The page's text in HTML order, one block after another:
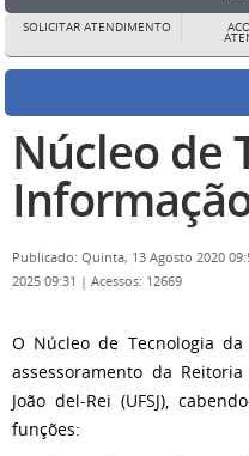
SOLICITAR ATENDIMENTO
Núcleo de
Publicado: Quinta, 13 Agosto 2020
2025 09:31 | Acessos: 12669
O Núcleo de Tecnologia
assessoramento da
João del-Rei (UFSJ),
funções: